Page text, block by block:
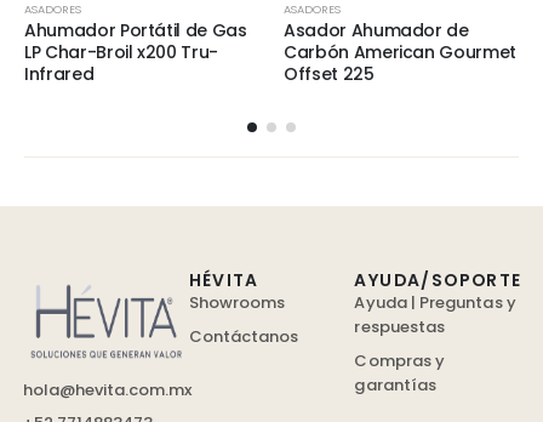
ASADORES
Ahumador Portátil de Gas
LP Char-Broil x200 Tru-
Infrared
ASADORES
Asador Ahumador de
Carbón American Gourmet
Offset 225
hola@hevita.com.mx
HÉVITA
Showrooms
Contáctanos
AYUDA/SOPORTE
Ayuda | Preguntas y
respuestas
Compras y
garantías